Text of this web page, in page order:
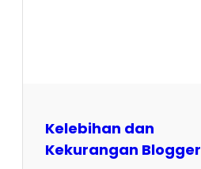
Kelebihan dan
Kekurangan Blogger